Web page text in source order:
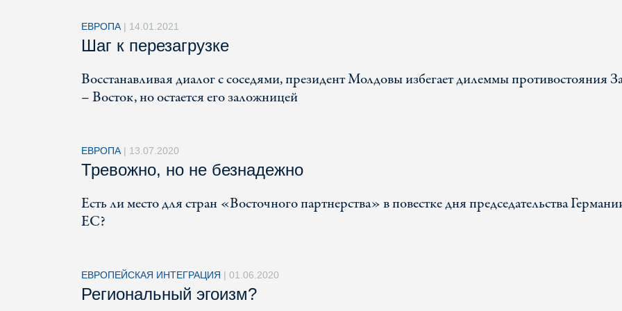
ЕВРОПА | 14.01.2021
Шаг к перезагрузке
Восстанавливая диалог с соседями, президент Молдовы избегает дилеммы противостояния
– Восток, но остается его заложницей
ЕВРОПА | 13.07.2020
Тревожно, но не безнадежно
Есть ли место для стран «Восточного партнерства» в повестке дня председательства
ЕС?
ЕВРОПЕЙСКАЯ ИНТЕГРАЦИЯ | 01.06.2020
Региональный эгоизм?